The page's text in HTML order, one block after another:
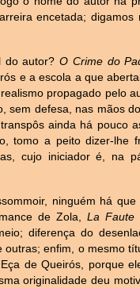
encetada; digamos
do autor?O Crime do
e a escola a que
propagado pelo
defesa, nas mãos
ainda há pouco
tomo a peito dizer-lhe
cujo iniciador é, na
ninguém há
de Zola, La Faute
diferença do
enfim, o mesmo
de Queirós, porque
originalidade deu